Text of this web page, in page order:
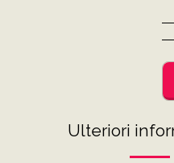
Ulteriori